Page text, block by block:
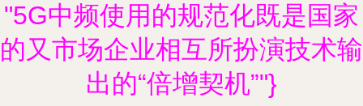
"5G中频使用的规范化既是国家
的又市场企业相互所扮演技术输
出的“倍增契机”"}